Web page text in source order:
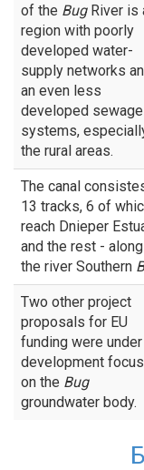
of the BugRiver is
region with poorly
developed water-
supply networks
an even less
developed sewage
systems,
the rural areas.
The canal
13 tracks, 6 of
reach Dnieper
and the rest - along
the river Southern
Two other project
proposals for EU
funding were under
development
on the Bug
groundwater body.